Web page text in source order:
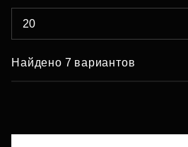
Найдено 7 вариантов